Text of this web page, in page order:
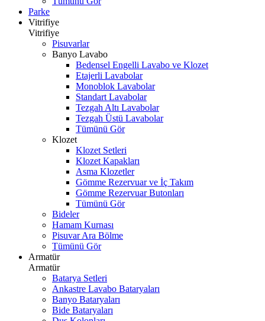
Parke
Vitrifiye
Vitrifiye
Pisuvarlar
Banyo Lavabo
Bedensel Engelli Lavabo ve Klozet
Etajerli Lavabolar
Monoblok Lavabolar
Standart Lavabolar
Tezgah Altı Lavabolar
Tezgah Üstü Lavabolar
Tümünü Gör
Klozet
Klozet Setleri
Klozet Kapakları
Asma Klozetler
Gömme Rezervuar ve İç Takım
Gömme Rezervuar Butonları
Tümünü Gör
Bideler
Hamam Kurnası
Pisuvar Ara Bölme
Tümünü Gör
Armatür
Armatür
Batarya Setleri
Ankastre Lavabo Bataryaları
Banyo Bataryaları
Bide Bataryaları